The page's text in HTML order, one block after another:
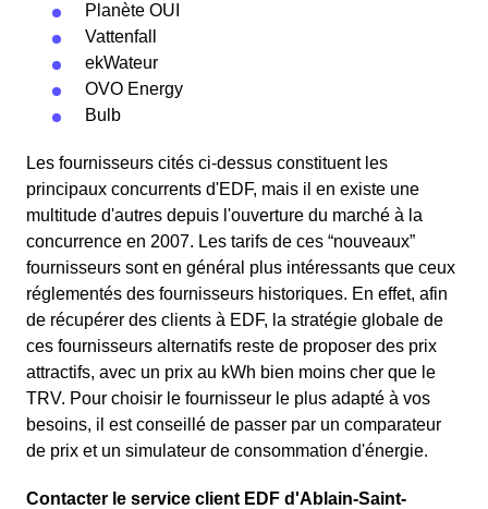
Planète OUI
Vattenfall
ekWateur
OVO Energy
Bulb
Les fournisseurs cités ci-dessus constituent les
principaux concurrents d'EDF, mais il en existe une
multitude d'autres depuis l'ouverture du marché à la
concurrence en 2007. Les tarifs de ces “nouveaux”
fournisseurs sont en général plus intéressants que ceux
réglementés des fournisseurs historiques. En effet, afin
de récupérer des clients à EDF, la stratégie globale de
ces fournisseurs alternatifs reste de proposer des prix
attractifs, avec un prix au kWh bien moins cher que le
TRV. Pour choisir le fournisseur le plus adapté à vos
besoins, il est conseillé de passer par un comparateur
de prix et un simulateur de consommation d'énergie.
Contacter le service client EDF d'Ablain-Saint-